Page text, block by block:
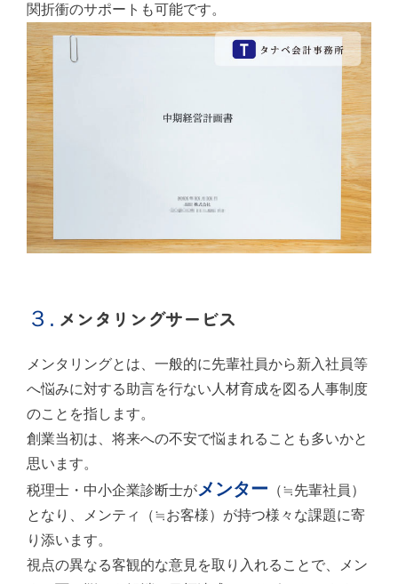
関折衝のサポートも可能です。
３. メンタリングサービス
メンタリングとは、一般的に先輩社員から新入社員等
へ悩みに対する助言を行ない人材育成を図る人事制度
のことを指します。
創業当初は、将来への不安で悩まれることも多いかと
思います。
税理士・中小企業診断士がメンター （≒先輩社員）
となり、メンティ（≒お客様）が持つ様々な課題に寄
り添います。
視点の異なる客観的な意見を取り入れることで、メン